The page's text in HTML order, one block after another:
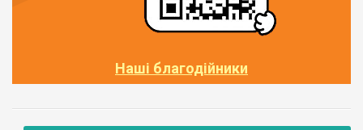
Наші благодійники